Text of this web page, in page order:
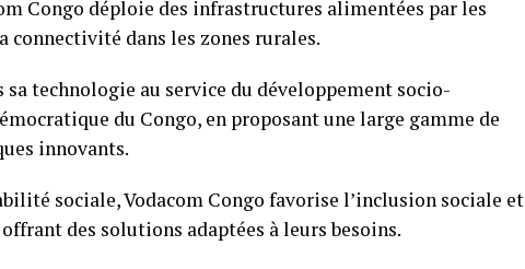
Congo déploie des infrastructures alimentées par les
connectivité dans les zones rurales.
sa technologie au service du développement socio-
du Congo, en proposant une large gamme de
innovants.
sociale, Vodacom Congo favorise l’inclusion sociale et
des solutions adaptées à leurs besoins.